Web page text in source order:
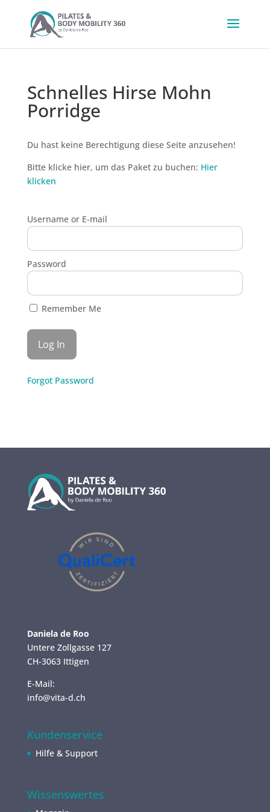
Schnelles Hirse Mohn
Porridge
Du hast keine Berechtigung diese Seite anzusehen!
Bitte klicke hier, um das Paket zu buchen: Hier
klicken
Username or E-mail
Password
Remember Me
Forgot Password
Daniela de Roo
Untere Zollgasse 127
CH-3063 Ittigen
E-Mail:
info@vita-d.ch
Kundenservice
Hilfe & Support
Wissenswertes